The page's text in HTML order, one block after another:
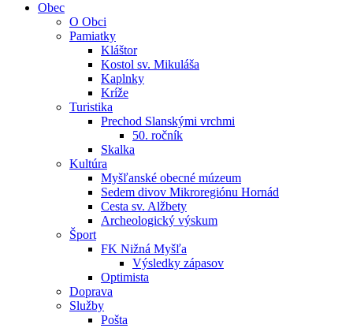
Obec
O Obci
Pamiatky
Kláštor
Kostol sv. Mikuláša
Kaplnky
Kríže
Turistika
Prechod Slanskými vrchmi
50. ročník
Skalka
Kultúra
Myšľanské obecné múzeum
Sedem divov Mikroregiónu Hornád
Cesta sv. Alžbety
Archeologický výskum
Šport
FK Nižná Myšľa
Výsledky zápasov
Optimista
Doprava
Služby
Pošta